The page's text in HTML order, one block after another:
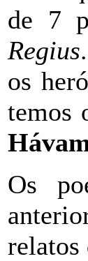
de 7
Regius
os
temos
Os
relatos